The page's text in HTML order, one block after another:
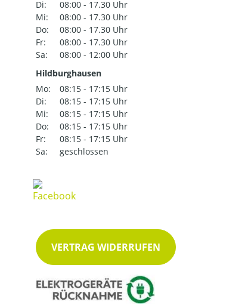
Di:
08:00 - 17.30 Uhr
Mi:
08:00 - 17.30 Uhr
Do:
08:00 - 17.30 Uhr
Fr:
08:00 - 17.30 Uhr
Sa:
08:00 - 12:00 Uhr
Hildburghausen
Mo:
08:15 - 17:15 Uhr
Di:
08:15 - 17:15 Uhr
Mi:
08:15 - 17:15 Uhr
Do:
08:15 - 17:15 Uhr
Fr:
08:15 - 17:15 Uhr
Sa:
geschlossen
VERTRAG WIDERRUFEN